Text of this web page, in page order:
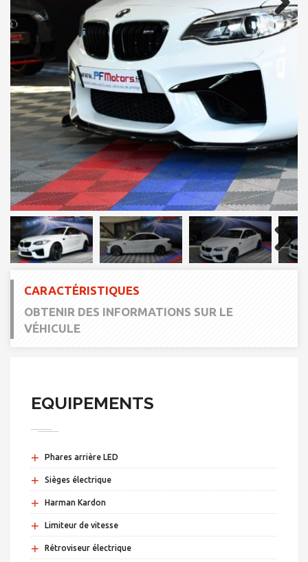
Next
Next
CARACTÉRISTIQUES
OBTENIR DES INFORMATIONS SUR LE
VÉHICULE
EQUIPEMENTS
+ Phares arrière LED
+ Sièges électrique
+ Harman Kardon
+ Limiteur de vitesse
+ Rétroviseur électrique